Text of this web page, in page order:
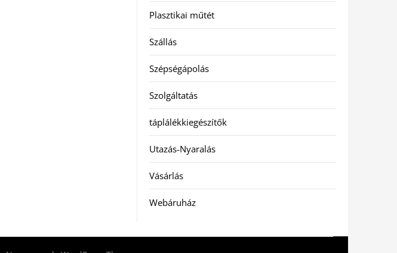
Plasztikai műtét
Szállás
Szépségápolás
Szolgáltatás
táplálékkiegészítők
Utazás-Nyaralás
Vásárlás
Webáruház